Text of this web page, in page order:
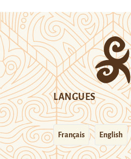
LANGUES
Français English